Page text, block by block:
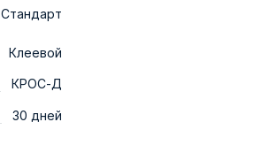
Стандарт
Клеевой
КРОС-Д
30 дней